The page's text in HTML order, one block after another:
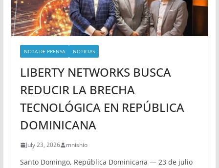
NOTA DE PRENSA NOTICIAS
LIBERTY NETWORKS BUSCA
REDUCIR LA BRECHA
TECNOLÓGICA EN REPÚBLICA
DOMINICANA
July 23, 2026 mnishio
Santo Domingo, República Dominicana — 23 de julio